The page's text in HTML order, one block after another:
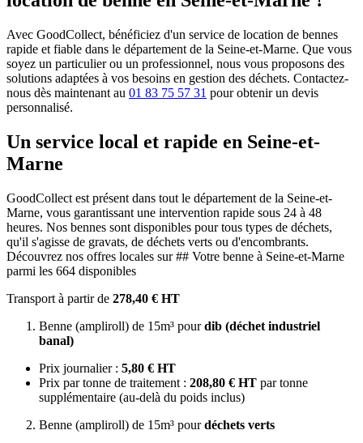
Avec GoodCollect, bénéficiez d'un service de location de bennes
rapide et fiable dans le département de la Seine-et-Marne. Que vous
soyez un particulier ou un professionnel, nous vous proposons des
solutions adaptées à vos besoins en gestion des déchets. Contactez-
nous dès maintenant au 01 83 75 57 31 pour obtenir un devis
personnalisé.
Un service local et rapide en Seine-et-
Marne
GoodCollect est présent dans tout le département de la Seine-et-
Marne, vous garantissant une intervention rapide sous 24 à 48
heures. Nos bennes sont disponibles pour tous types de déchets,
qu'il s'agisse de gravats, de déchets verts ou d'encombrants.
Découvrez nos offres locales sur ## Votre benne à Seine-et-Marne
parmi les 664 disponibles
Transport à partir de 278,40 € HT
Benne (ampliroll) de 15m³ pourdib (déchet industriel
banal)
Prix journalier : 5,80 € HT
Prix par tonne de traitement : 208,80 € HT par tonne
supplémentaire (au-delà du poids inclus)
Benne (ampliroll) de 15m³ pourdéchets verts